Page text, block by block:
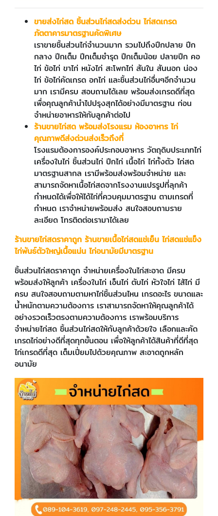
ขายส่งไก่สด ชิ้นส่วนไก่สดส่งด่วน ไก่สดเกรด
ภัตตาคารมาตรฐานคัดพิเศษ
เราขายชิ้นส่วนไก่จำนวนมาก รวมไปถึงปีกปลาย ปีก
กลาง ปีกเต็ม ปีกเต็มชำรุด ปีกเต็มน้อย ปลายปีก คอ
ไก่ ข้อไก่ ขาไก่ หนังไก่ สะโพกไก่ สันใน สันนอก น่อง
ไก่ ข้อไก่คัดเกรด อกไก่ และชิ้นส่วนไก่อื่นๆอีกจำนวน
มาก เรามีครบ สอบถามได้เลย พร้อมส่งเกรดดีที่สุด
เพื่อคุณลูกค้านำไปปรุงสุกได้อย่างมีมาตรฐาน ก่อน
จำหน่ายอาหารให้กับลูกค้าต่อไป
ร้านขายไก่สด พร้อมส่งโรงแรม ห้องอาหาร ไก่
คุณภาพดีส่งด่วนส่งเร็วถึงที่
โรงแรมต้องการองค์ประกอบอาหาร วัตถุดิบประเภทไก่
เครื่องในไก่ ชิ้นส่วนไก่ ปีกไก่ เนื้อไก่ ไก่ทั้งตัว ไก่สด
มาตรฐานสากล เรามีพร้อมส่งพร้อมจำหน่าย และ
สามารถจัดหาเนื้อไก่สดจากโรงงานแปรรูปที่ลุกค้า
กำหนดได้เพื่อให้ได้ไก่ที่ควบคุมมาตรฐาน ตามเกรดที่
กำหนด เราจำหน่ายพร้อมส่ง สนใจสอบถามราย
ละเอียด โทรติดต่อเรามาได้เลย
ร้านขายไก่สดราคาถูก ร้านขายเนื้อไก่สดแช่เย็น ไก่สดแช่แข็ง
ไก่พันธ์ตัวใหญ่เนื้อแน่น ไก่อนามัยมีมาตรฐาน
ชิ้นส่วนไก่สดราคาถูก จำหน่ายเครื่องในไก่สะอาด มีครบ
พร้อมส่งให้ลูกค้า เครื่องในไก่ เอ็นไก่ ตับไก่ หัวใจไก่ ไส้ไก่ มี
ครบ สนใจสอบถามตามหาไก่ชิ้นส่วนไหน เกรดอะไร ขนาดและ
น้ำหนักตามความต้องการ เราสามารถจัดหาให้คุณลูกค้าได้
อย่างรวดเร็วตรงตามความต้องการ เราพร้อมบริการ
จำหน่ายไก่สด ชิ้นส่วนไก่สดให้กับลูกค้าด้วยใจ เลือกและคัด
เกรดไก่อย่างดีที่สุดทุกขั้นตอน เพื่อให้ลูกค้าได้สินค้าที่ดีที่สุด
ไก่เกรดดีที่สุด เต็มเปี่ยมไปด้วยคุณภาพ สะอาดถูกหลัก
อนามัย